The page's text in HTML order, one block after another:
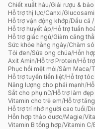
Chiết xuất hàu/Giải rượu &
Hỗ trợ thị lực/Canxi/
Hỗ trợ vận động khớp/Dầu cá
Hỗ trợ huyết áp/Hỗ trợ tuần
Hỗ trợ giấc ngủ/Giảm căng
Sức khỏe hằng ngày/Chăm
Tỏi đen/Sữa ong chúa/Hỗn
Axit Amin/Hỗ trợ Protein/Hỗ
Phục hồi mệt mỏi/Sâm Maca/
Hỗ trợ tuyến tiền liệt/Hỗ trợ
Năng lượng cho phái mạnh/
Sắt cho phụ nữ/Hỗ trợ làm
Vitamin cho trẻ em/Hỗ trợ
Hỗ trợ trí nhớ người cao tuổi/
Hỗn hợp thảo dược/Magie/
Vitamin B tổng hợp/Vitamin C/